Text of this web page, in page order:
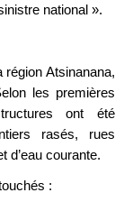
national ».
région Atsinanana,
les premières
ont été
rasés, rues
d’eau courante.
: